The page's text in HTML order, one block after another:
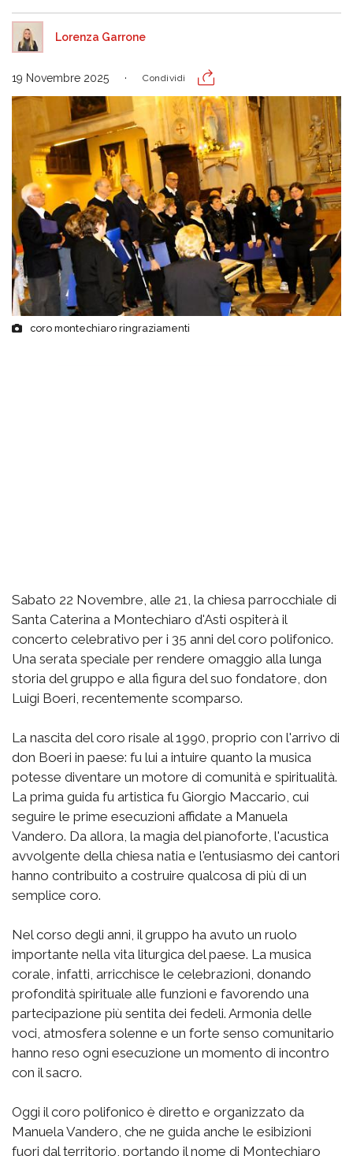
Lorenza Garrone
19 Novembre 2025 Condividi
coro montechiaro ringraziamenti
Sabato 22 Novembre, alle 21, la chiesa parrocchiale di
Santa Caterina a Montechiaro d'Asti ospiterà il
concerto celebrativo per i 35 anni del coro polifonico.
Una serata speciale per rendere omaggio alla lunga
storia del gruppo e alla figura del suo fondatore, don
Luigi Boeri, recentemente scomparso.
La nascita del coro risale al 1990, proprio con l'arrivo di
don Boeri in paese: fu lui a intuire quanto la musica
potesse diventare un motore di comunità e spiritualità.
La prima guida fu artistica fu Giorgio Maccario, cui
seguire le prime esecuzioni affidate a Manuela
Vandero. Da allora, la magia del pianoforte, l'acustica
avvolgente della chiesa natia e l'entusiasmo dei cantori
hanno contribuito a costruire qualcosa di più di un
semplice coro.
Nel corso degli anni, il gruppo ha avuto un ruolo
importante nella vita liturgica del paese. La musica
corale, infatti, arricchisce le celebrazioni, donando
profondità spirituale alle funzioni e favorendo una
partecipazione più sentita dei fedeli. Armonia delle
voci, atmosfera solenne e un forte senso comunitario
hanno reso ogni esecuzione un momento di incontro
con il sacro.
Oggi il coro polifonico è diretto e organizzato da
Manuela Vandero, che ne guida anche le esibizioni
fuori dal territorio, portando il nome di Montechiaro